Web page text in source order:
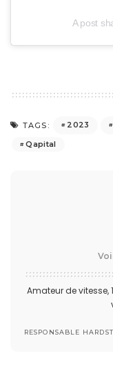
A post
TAGS: 2023
Qapital
Amateur de vitesse,
RESPONSABLE